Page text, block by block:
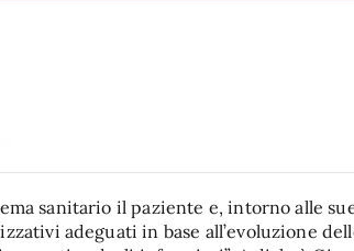
sanitario il paziente e, intorno alle
adeguati in base all’evoluzione